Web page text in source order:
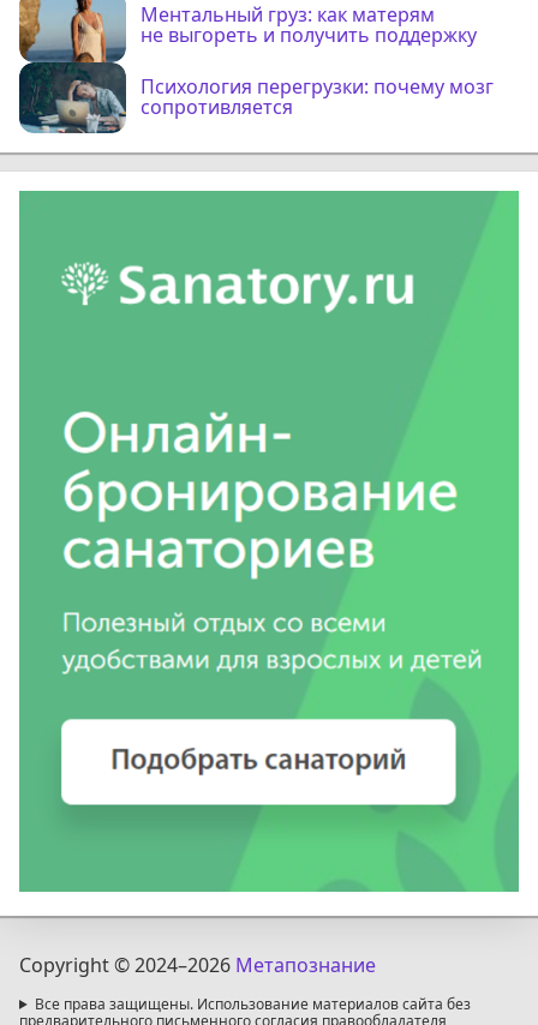
Ментальный груз: как матерям
не выгореть и получить поддержку
Психология перегрузки: почему мозг
сопротивляется
Copyright © 2024–2026 Метапознание
Все права защищены. Использование материалов сайта без
предварительного письменного согласия правообладателя